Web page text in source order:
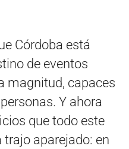
Córdoba está
de eventos
magnitud, capaces
Y ahora
que todo este
aparejado: en